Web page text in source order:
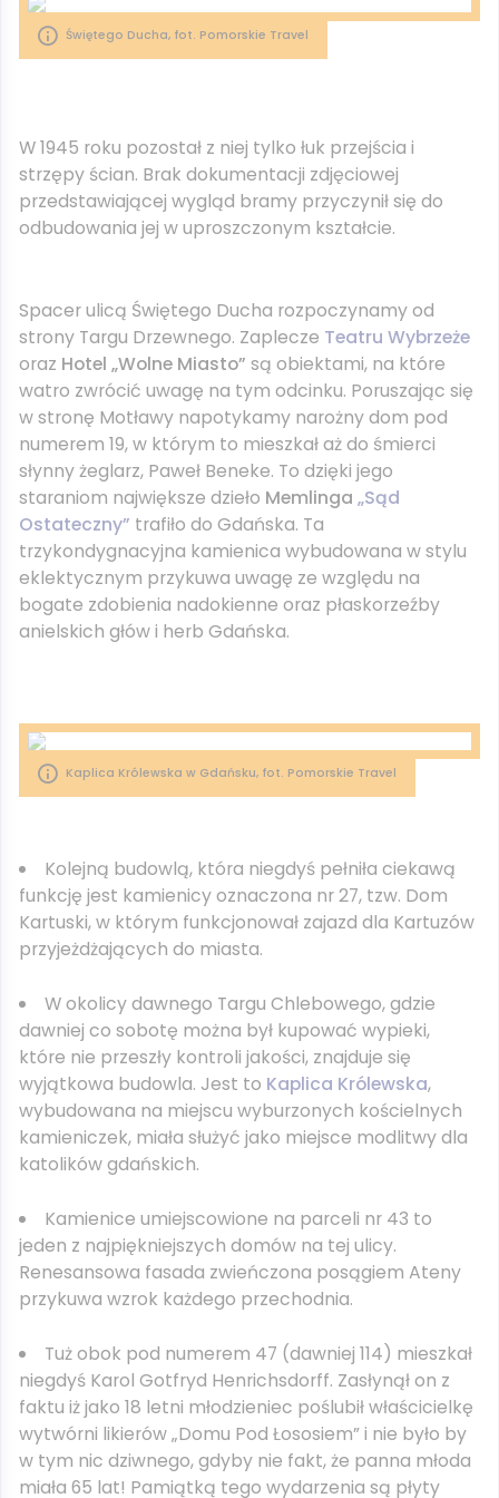
Świętego Ducha, fot. Pomorskie Travel
W 1945 roku pozostał z niej tylko łuk przejścia i
strzępy ścian. Brak dokumentacji zdjęciowej
przedstawiającej wygląd bramy przyczynił się do
odbudowania jej w uproszczonym kształcie.
Spacer ulicą Świętego Ducha rozpoczynamy od
strony Targu Drzewnego. Zaplecze Teatru Wybrzeże
oraz Hotel „Wolne Miasto” są obiektami, na które
watro zwrócić uwagę na tym odcinku. Poruszając się
w stronę Motławy napotykamy narożny dom pod
numerem 19, w którym to mieszkał aż do śmierci
słynny żeglarz, Paweł Beneke. To dzięki jego
staraniom największe dzieło Memlinga „Sąd
Ostateczny” trafiło do Gdańska. Ta
trzykondygnacyjna kamienica wybudowana w stylu
eklektycznym przykuwa uwagę ze względu na
bogate zdobienia nadokienne oraz płaskorzeźby
anielskich głów i herb Gdańska.
Kaplica Królewska w Gdańsku, fot. Pomorskie Travel
Kolejną budowlą, która niegdyś pełniła ciekawą
funkcję jest kamienicy oznaczona nr 27, tzw. Dom
Kartuski, w którym funkcjonował zajazd dla Kartuzów
przyjeżdżających do miasta.
W okolicy dawnego Targu Chlebowego, gdzie
dawniej co sobotę można był kupować wypieki,
które nie przeszły kontroli jakości, znajduje się
wyjątkowa budowla. Jest to Kaplica Królewska,
wybudowana na miejscu wyburzonych kościelnych
kamieniczek, miała służyć jako miejsce modlitwy dla
katolików gdańskich.
Kamienice umiejscowione na parceli nr 43 to
jeden z najpiękniejszych domów na tej ulicy.
Renesansowa fasada zwieńczona posągiem Ateny
przykuwa wzrok każdego przechodnia.
Tuż obok pod numerem 47 (dawniej 114) mieszkał
niegdyś Karol Gotfryd Henrichsdorff. Zasłynął on z
faktu iż jako 18 letni młodzieniec poślubił właścicielkę
wytwórni likierów „Domu Pod Łososiem” i nie było by
w tym nic dziwnego, gdyby nie fakt, że panna młoda
miała 65 lat! Pamiątką tego wydarzenia są płyty